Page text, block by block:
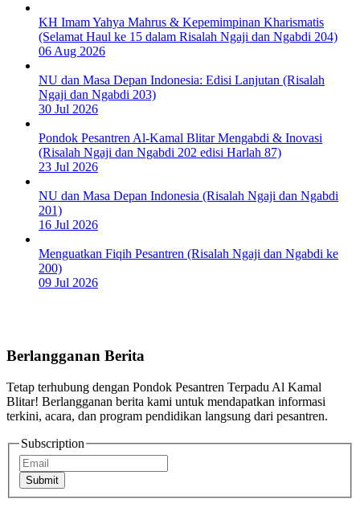
KH Imam Yahya Mahrus & Kepemimpinan Kharismatis
(Selamat Haul ke 15 dalam Risalah Ngaji dan Ngabdi 204)
06 Aug 2026
NU dan Masa Depan Indonesia: Edisi Lanjutan (Risalah
Ngaji dan Ngabdi 203)
30 Jul 2026
Pondok Pesantren Al-Kamal Blitar Mengabdi & Inovasi
(Risalah Ngaji dan Ngabdi 202 edisi Harlah 87)
23 Jul 2026
NU dan Masa Depan Indonesia (Risalah Ngaji dan Ngabdi
201)
16 Jul 2026
Menguatkan Fiqih Pesantren (Risalah Ngaji dan Ngabdi ke
200)
09 Jul 2026
Berlangganan Berita
Tetap terhubung dengan Pondok Pesantren Terpadu Al Kamal
Blitar! Berlangganan berita kami untuk mendapatkan informasi
terkini, acara, dan program pendidikan langsung dari pesantren.
Subscription
Submit